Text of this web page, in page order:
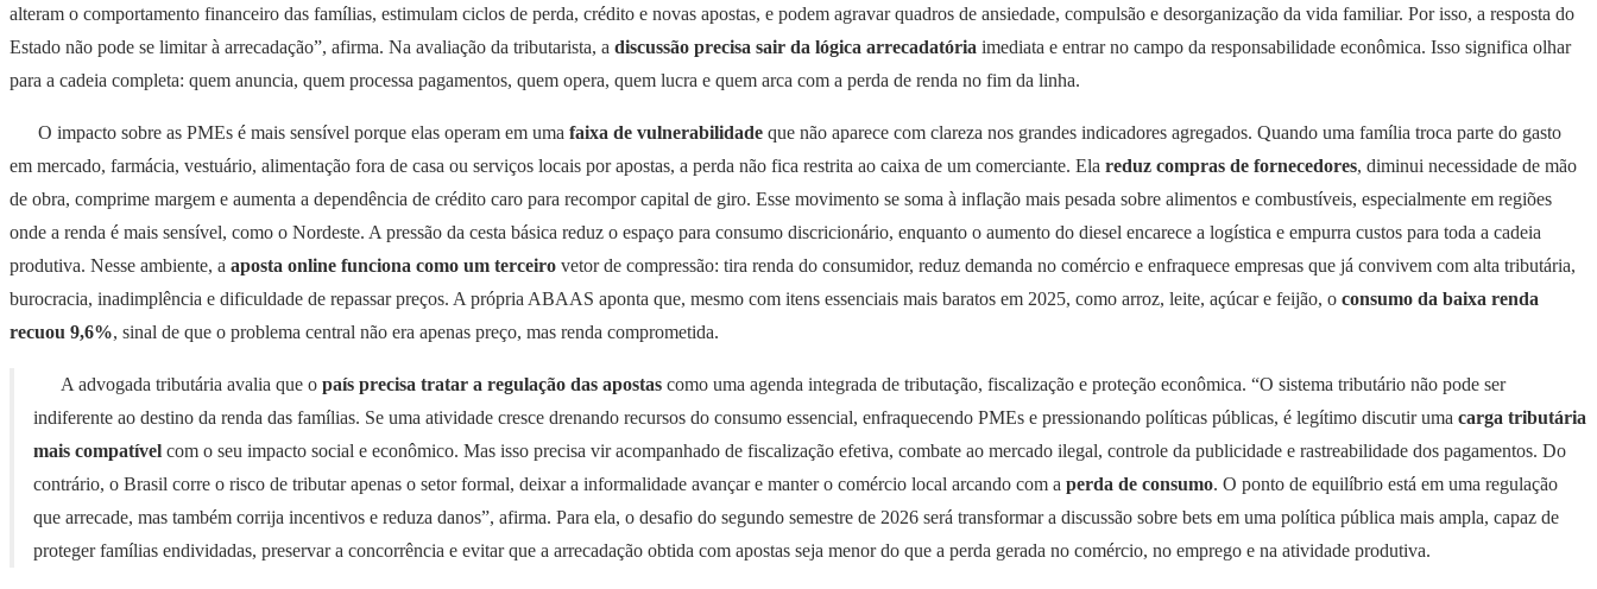
alteram o comportamento financeiro das famílias, estimulam ciclos de perda, crédito e novas apostas, e podem agravar quadros de ansiedade, compulsão e desorganização da vida familiar. Por isso, a resposta do
Estado não pode se limitar à arrecadação”, afirma. Na avaliação da tributarista, a discussão precisa sair da lógica arrecadatória imediata e entrar no campo da responsabilidade econômica. Isso significa olhar
para a cadeia completa: quem anuncia, quem processa pagamentos, quem opera, quem lucra e quem arca com a perda de renda no fim da linha.
O impacto sobre as PMEs é mais sensível porque elas operam em uma faixa de vulnerabilidade que não aparece com clareza nos grandes indicadores agregados. Quando uma família troca parte do gasto
em mercado, farmácia, vestuário, alimentação fora de casa ou serviços locais por apostas, a perda não fica restrita ao caixa de um comerciante. Ela reduz compras de fornecedores, diminui necessidade de mão
de obra, comprime margem e aumenta a dependência de crédito caro para recompor capital de giro. Esse movimento se soma à inflação mais pesada sobre alimentos e combustíveis, especialmente em regiões
onde a renda é mais sensível, como o Nordeste. A pressão da cesta básica reduz o espaço para consumo discricionário, enquanto o aumento do diesel encarece a logística e empurra custos para toda a cadeia
produtiva. Nesse ambiente, a aposta online funciona como um terceiro vetor de compressão: tira renda do consumidor, reduz demanda no comércio e enfraquece empresas que já convivem com alta tributária,
burocracia, inadimplência e dificuldade de repassar preços. A própria ABAAS aponta que, mesmo com itens essenciais mais baratos em 2025, como arroz, leite, açúcar e feijão, o consumo da baixa renda
recuou 9,6%, sinal de que o problema central não era apenas preço, mas renda comprometida.
A advogada tributária avalia que o país precisa tratar a regulação das apostas como uma agenda integrada de tributação, fiscalização e proteção econômica. “O sistema tributário não pode ser
indiferente ao destino da renda das famílias. Se uma atividade cresce drenando recursos do consumo essencial, enfraquecendo PMEs e pressionando políticas públicas, é legítimo discutir uma carga tributária
mais compatível com o seu impacto social e econômico. Mas isso precisa vir acompanhado de fiscalização efetiva, combate ao mercado ilegal, controle da publicidade e rastreabilidade dos pagamentos. Do
contrário, o Brasil corre o risco de tributar apenas o setor formal, deixar a informalidade avançar e manter o comércio local arcando com a perda de consumo. O ponto de equilíbrio está em uma regulação
que arrecade, mas também corrija incentivos e reduza danos”, afirma. Para ela, o desafio do segundo semestre de 2026 será transformar a discussão sobre bets em uma política pública mais ampla, capaz de
proteger famílias endividadas, preservar a concorrência e evitar que a arrecadação obtida com apostas seja menor do que a perda gerada no comércio, no emprego e na atividade produtiva.